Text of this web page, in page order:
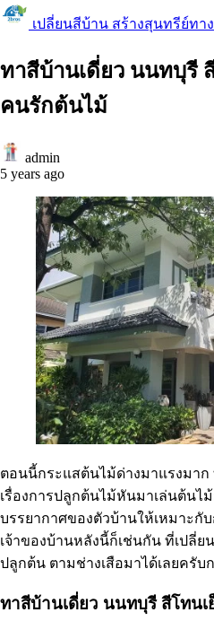
เปลี่ยนสีบ้าน สร้างสุนทรีย์ทา
ทาสีบ้านเดี่ยว นนทบุรี
คนรักต้นไม้
admin
5 years ago
ตอนนี้กระแสต้นไม้ด่างมาแรงมา
เรื่องการปลูกต้นไม้หันมาเล่นต้นไ
บรรยากาศของตัวบ้านให้เหมาะกั
เจ้าของบ้านหลังนี้ก็เช่นกัน ที่เปลี่ย
ปลูกต้น ตามช่างเสือมาได้เลยครับ
ทาสีบ้านเดี่ยว นนทบุรี สีโทน